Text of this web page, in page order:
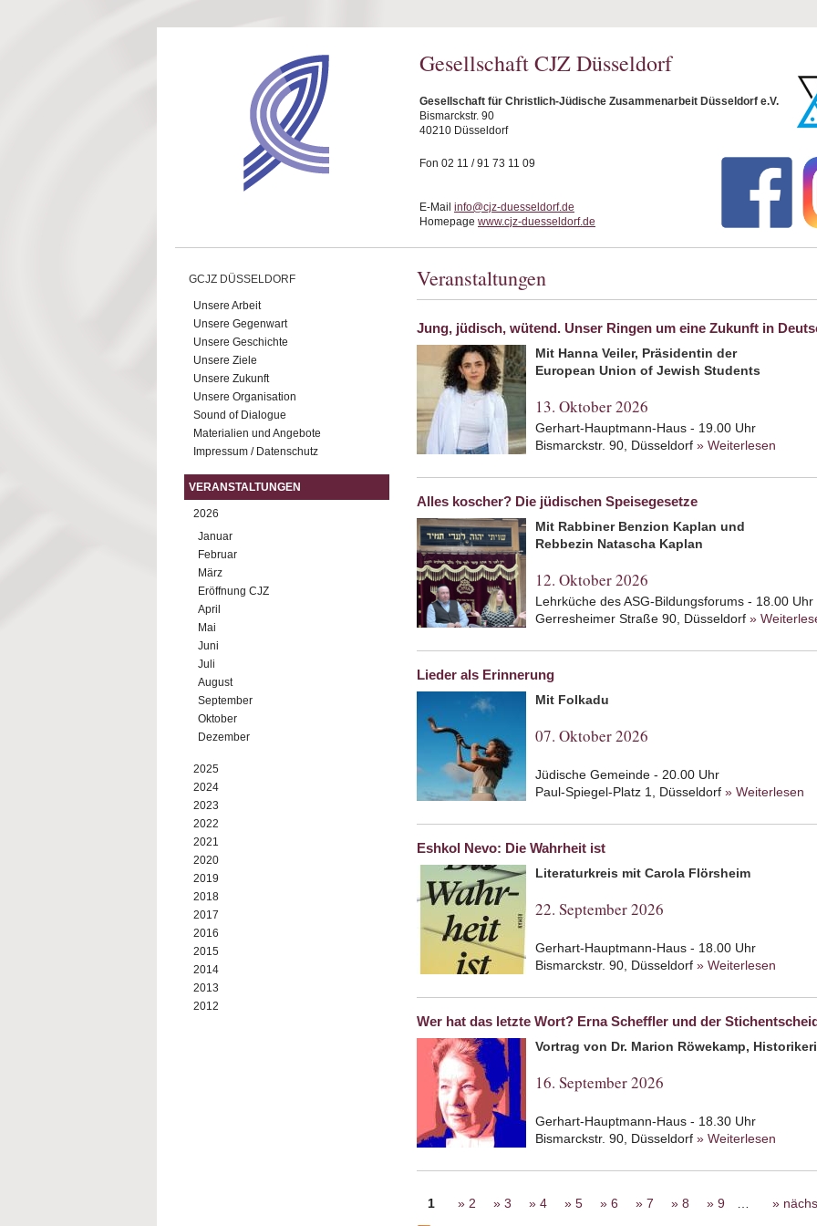
Gesellschaft CJZ Düsseldorf
Gesellschaft für Christlich-Jüdische Zusammenarbeit Düsseldorf e.V.
Bismarckstr. 90
40210 Düsseldorf
Fon 02 11 / 91 73 11 09
E-Mail info@cjz-duesseldorf.de
Homepage www.cjz-duesseldorf.de
GCJZ DÜSSELDORF
Unsere Arbeit
Unsere Gegenwart
Unsere Geschichte
Unsere Ziele
Unsere Zukunft
Unsere Organisation
Sound of Dialogue
Materialien und Angebote
Impressum / Datenschutz
VERANSTALTUNGEN
2026
Januar
Februar
März
Eröffnung CJZ
April
Mai
Juni
Juli
August
September
Oktober
Dezember
2025
2024
2023
2022
2021
2020
2019
2018
2017
2016
2015
2014
2013
2012
Veranstaltungen
Jung, jüdisch, wütend. Unser Ringen um eine Zukunft in
Mit Hanna Veiler, Präsidentin der
European Union of Jewish Students
13. Oktober 2026
Gerhart-Hauptmann-Haus - 19.00 Uhr
Bismarckstr. 90, Düsseldorf » Weiterlesen
Alles koscher? Die jüdischen Speisegesetze
Mit Rabbiner Benzion Kaplan und
Rebbezin Natascha Kaplan
12. Oktober 2026
Lehrküche des ASG-Bildungsforums - 18.00 Uhr
Gerresheimer Straße 90, Düsseldorf »
Lieder als Erinnerung
Mit Folkadu
07. Oktober 2026
Jüdische Gemeinde - 20.00 Uhr
Paul-Spiegel-Platz 1, Düsseldorf » Weiterlesen
Eshkol Nevo: Die Wahrheit ist
Literaturkreis mit Carola Flörsheim
22. September 2026
Gerhart-Hauptmann-Haus - 18.00 Uhr
Bismarckstr. 90, Düsseldorf » Weiterlesen
Wer hat das letzte Wort? Erna Scheffler und der
Vortrag von Dr. Marion Röwekamp,
16. September 2026
Gerhart-Hauptmann-Haus - 18.30 Uhr
Bismarckstr. 90, Düsseldorf » Weiterlesen
Seiten
1 2 3 4 5 6 7 8 9